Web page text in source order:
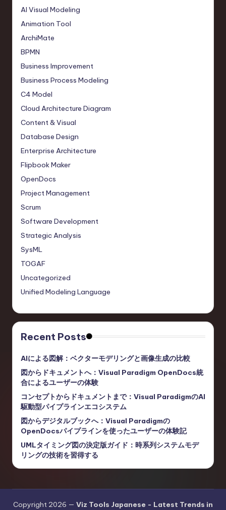
AI Visual Modeling
Animation Tool
ArchiMate
BPMN
Business Improvement
Business Process Modeling
C4 Model
Cloud Architecture Diagram
Content & Visual
Database Design
Enterprise Architecture
Flipbook Maker
OpenDocs
Project Management
Scrum
Software Development
Strategic Analysis
SysML
TOGAF
Uncategorized
Unified Modeling Language
Recent Posts
AIによる図解：ベクターモデリングと画像生成の比較
図からドキュメントへ：Visual Paradigm OpenDocs統
合によるユーザーの体験
コンセプトからドキュメントまで：Visual ParadigmのAI
駆動型パイプラインエコシステム
図からデジタルブックへ：Visual Paradigmの
OpenDocsパイプラインを使ったユーザーの体験記
UMLタイミング図の決定版ガイド：時系列システムモデ
リングの技術を習得する
Copyright 2026 — Viz Tools Japanese - Latest Trends in